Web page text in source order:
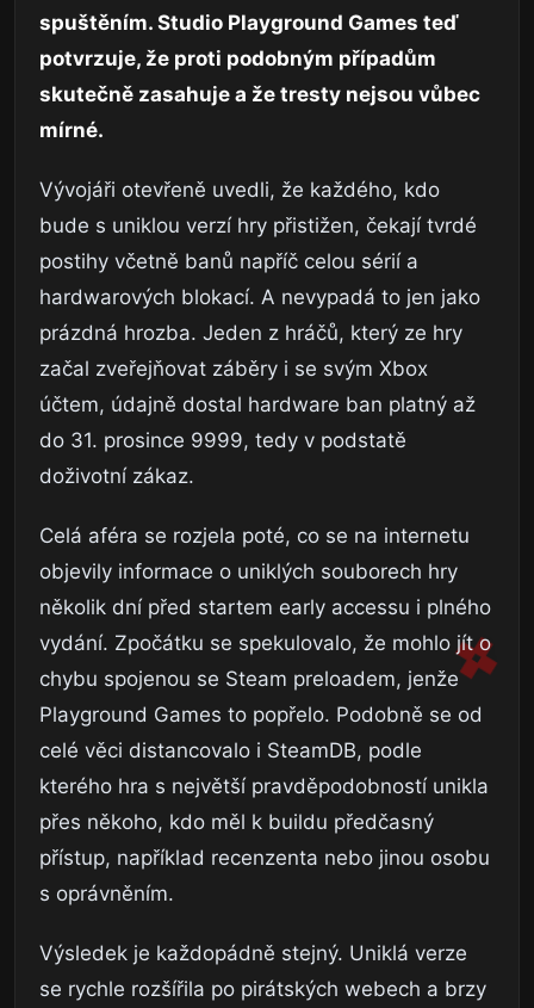
spuštěním. Studio Playground Games teď
potvrzuje, že proti podobným případům
skutečně zasahuje a že tresty nejsou vůbec
mírné.
Vývojáři otevřeně uvedli, že každého, kdo
bude s uniklou verzí hry přistižen, čekají tvrdé
postihy včetně banů napříč celou sérií a
hardwarových blokací. A nevypadá to jen jako
prázdná hrozba. Jeden z hráčů, který ze hry
začal zveřejňovat záběry i se svým Xbox
účtem, údajně dostal hardware ban platný až
do 31. prosince 9999, tedy v podstatě
doživotní zákaz.
Celá aféra se rozjela poté, co se na internetu
objevily informace o uniklých souborech hry
několik dní před startem early accessu i plného
vydání. Zpočátku se spekulovalo, že mohlo jít o
chybu spojenou se Steam preloadem, jenže
Playground Games to popřelo. Podobně se od
celé věci distancovalo i SteamDB, podle
kterého hra s největší pravděpodobností unikla
přes někoho, kdo měl k buildu předčasný
přístup, například recenzenta nebo jinou osobu
s oprávněním.
Výsledek je každopádně stejný. Uniklá verze
se rychle rozšířila po pirátských webech a brzy